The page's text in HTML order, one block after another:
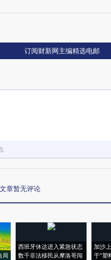
订阅财新网主编精选电邮
章暂无评论
局
西班牙休达进入紧急状态
数千非法移民从摩洛哥闯
加沙
于“塑